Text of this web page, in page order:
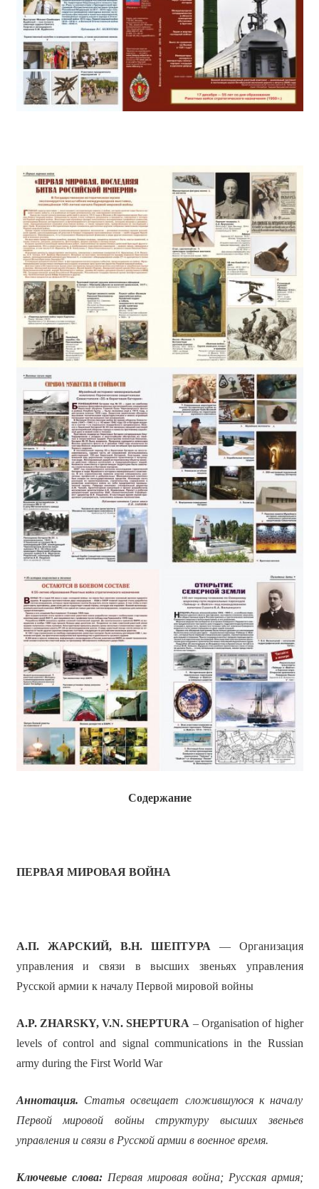
Содержание
ПЕРВАЯ МИРОВАЯ ВОЙНА
А.П. ЖАРСКИЙ, В.Н. ШЕПТУРА — Организация
управления и связи в высших звеньях управления
Русской армии к началу Первой мировой войны
A.P. ZHARSKY, V.N. SHEPTURA – Organisation of higher
levels of control and signal communications in the Russian
army during the First World War
Аннотация. Статья освещает сложившуюся к началу
Первой мировой войны структуру высших звеньев
управления и связи в Русской армии в военное время.
Ключевые слова:Первая мировая война; Русская армия;